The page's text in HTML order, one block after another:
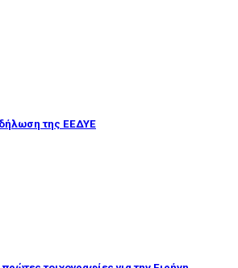
της ΕΕΔΥΕ